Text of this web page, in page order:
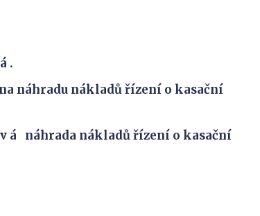
.
nákladů řízení o kasační
á náhrada nákladů řízení o kasační